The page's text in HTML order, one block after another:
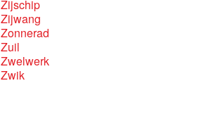
Zijschip
Zijwang
Zonnerad
Zuil
Zwelwerk
Zwik